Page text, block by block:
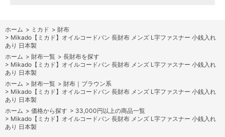
ホーム > ミカド > 財布
> Mikado【ミカド】オイルコードバン 長財布 メンズ L字ファスナー 小銭入れ
あり 日本製
ホーム > 財布一覧 > 長財布を探す
> Mikado【ミカド】オイルコードバン 長財布 メンズ L字ファスナー 小銭入れ
あり 日本製
ホーム > 財布一覧 > 財布｜ブラウン系
> Mikado【ミカド】オイルコードバン 長財布 メンズ L字ファスナー 小銭入れ
あり 日本製
ホーム > 価格から探す > 33,000円以上の商品一覧
> Mikado【ミカド】オイルコードバン 長財布 メンズ L字ファスナー 小銭入れ
あり 日本製